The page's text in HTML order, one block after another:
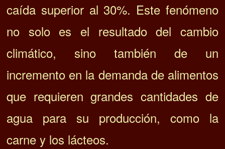
caída superior al 30%. Este fenómeno
no solo es el resultado del cambio
climático, sino también de un
incremento en la demanda de alimentos
que requieren grandes cantidades de
agua para su producción, como la
carne y los lácteos.